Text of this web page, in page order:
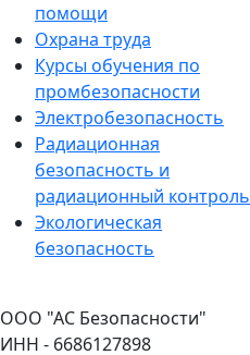
помощи
Охрана труда
Курсы обучения по
промбезопасности
Электробезопасность
Радиационная
безопасность и
радиационный контроль
Экологическая
безопасность
ООО "АС Безопасности"
ИНН - 6686127898